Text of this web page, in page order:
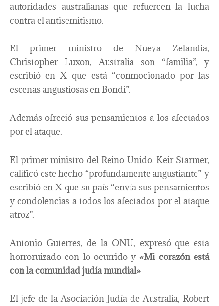
autoridades australianas que refuercen la lucha
contra el antisemitismo.
El primer ministro de Nueva Zelandia,
Christopher Luxon, Australia son “familia”, y
escribió en X que está “conmocionado por las
escenas angustiosas en Bondi”.
Además ofreció sus pensamientos a los afectados
por el ataque.
El primer ministro del Reino Unido, Keir Starmer,
calificó este hecho “profundamente angustiante” y
escribió en X que su país “envía sus pensamientos
y condolencias a todos los afectados por el ataque
atroz”.
Antonio Guterres, de la ONU, expresó que esta
horroruizado con lo ocurrido y«Mi corazón está
con la comunidad judía mundial»
El jefe de la Asociación Judía de Australia, Robert